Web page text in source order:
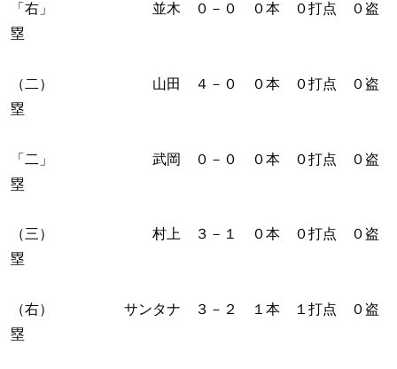
「右」 並木 ０－０ ０本 ０打点 ０盗
塁
（二） 山田 ４－０ ０本 ０打点 ０盗
塁
「二」 武岡 ０－０ ０本 ０打点 ０盗
塁
（三） 村上 ３－１ ０本 ０打点 ０盗
塁
（右） サンタナ ３－２ １本 １打点 ０盗
塁